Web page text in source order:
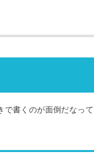
書くのが面倒だなって